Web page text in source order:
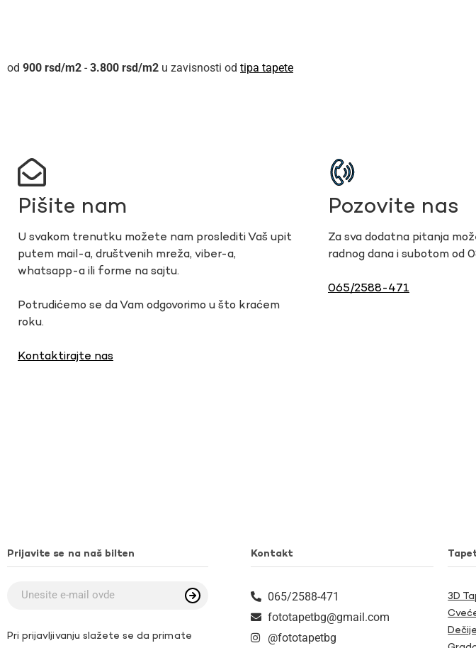
900 rsd - 3.800 rsd u zavisnosti od tipa tapete
Pišite nam
U svakom trenutku možete nam proslediti Vaš upit
putem mail-a, društvenih mreža, viber-a,
whatsapp-a ili forme na sajtu.
Potrudićemo se da Vam odgovorimo u što kraćem
roku.
Kontaktirajte nas
Pozovite nas
Za sva dodatna pitanja
radnog dana i subotom od
065/2588-471
Prijavite se na naš bilten
Pri prijavljivanju slažete se da primate
Kontakt
065/2588-471
fototapetbg@gmail.com
@fototapetbg
3D
Dečije